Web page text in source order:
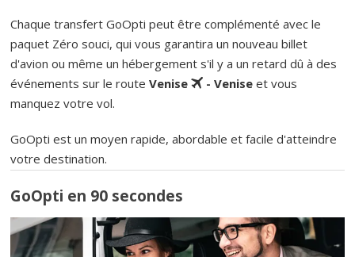
Chaque transfert GoOpti peut être complémenté avec le
paquet Zéro souci, qui vous garantira un nouveau billet
d'avion ou même un hébergement s'il y a un retard dû à des
événements sur le routeVenise - Venise et vous
manquez votre vol.
GoOpti est un moyen rapide, abordable et facile d'atteindre
votre destination.
GoOpti en 90 secondes